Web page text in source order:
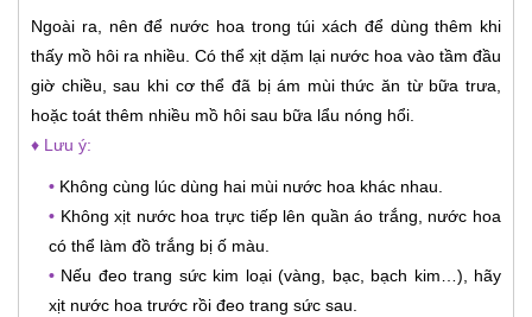
Ngoài ra, nên để nước hoa trong túi xách để dùng thêm khi
thấy mồ hôi ra nhiều. Có thể xịt dặm lại nước hoa vào tầm đầu
giờ chiều, sau khi cơ thể đã bị ám mùi thức ăn từ bữa trưa,
hoặc toát thêm nhiều mồ hôi sau bữa lẩu nóng hổi.
♦ Lưu ý:
• Không cùng lúc dùng hai mùi nước hoa khác nhau.
• Không xịt nước hoa trực tiếp lên quần áo trắng, nước hoa
có thể làm đồ trắng bị ố màu.
• Nếu đeo trang sức kim loại (vàng, bạc, bạch kim…), hãy
xịt nước hoa trước rồi đeo trang sức sau.